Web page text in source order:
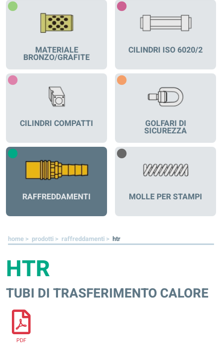
MATERIALE
BRONZO/GRAFITE
CILINDRI ISO 6020/2
CILINDRI COMPATTI GOLFARI DI
SICUREZZA
RAFFREDDAMENTI MOLLE PER STAMPI
home > prodotti > raffreddamenti > htr
HTR
TUBI DI TRASFERIMENTO CALORE
PDF